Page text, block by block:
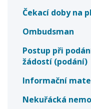
Čekací doby na
Ombudsman
Postup při
žádostí (podání)
Informační
Nekuřácká